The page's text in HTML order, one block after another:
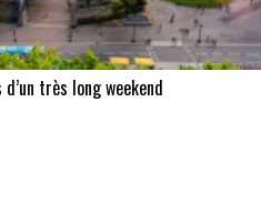
très long weekend